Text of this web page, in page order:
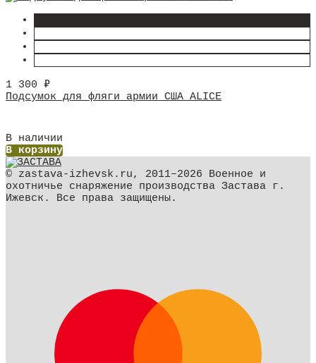
1 300 ₽
Подсумок для фляги армии США ALICE
В наличии
В корзину
© zastava-izhevsk.ru, 2011–2026 Военное и
охотничье снаряжение производства Застава г.
Ижевск. Все права защищены.